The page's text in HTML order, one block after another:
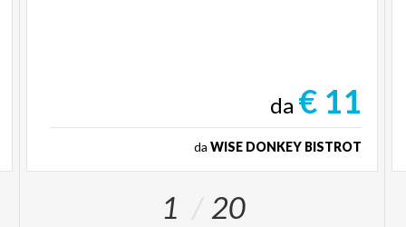
da € 11
da WISE DONKEY BISTROT
1 20